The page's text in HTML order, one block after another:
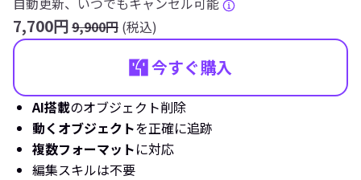
7,700円9,900円 (税込)
今すぐ購入
AI搭載のオブジェクト削除
動くオブジェクトを正確に追跡
複数フォーマットに対応
編集スキルは不要